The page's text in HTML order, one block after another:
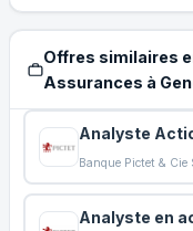
Offres similaires
Assurances à
Analyste
Banque Pictet & Cie
Analyste en